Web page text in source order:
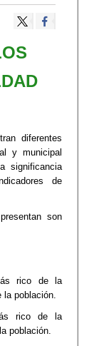
diferentes
y municipal
significancia
de
son
rico de la
la población.
rico de la
población.